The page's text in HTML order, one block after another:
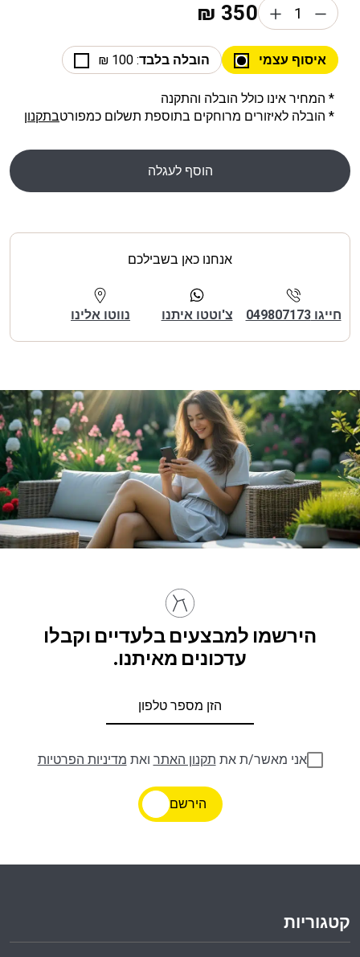
₪ 350
איסוף עצמי הובלה בלבד: 100 ₪
* המחיר אינו כולל הובלה והתקנה
* הובלה לאיזורים מרוחקים בתוספת תשלום כמפורטבתקנון
הוסף לעגלה
אנחנו כאן בשבילכם
חייגו 049807173 צ'וטטו איתנו נווטו אלינו
הירשמו למבצעים בלעדיים וקבלו
עדכונים מאיתנו.
אני מאשר/ת את תקנון האתר ואת מדיניות הפרטיות
הירשם
קטגוריות